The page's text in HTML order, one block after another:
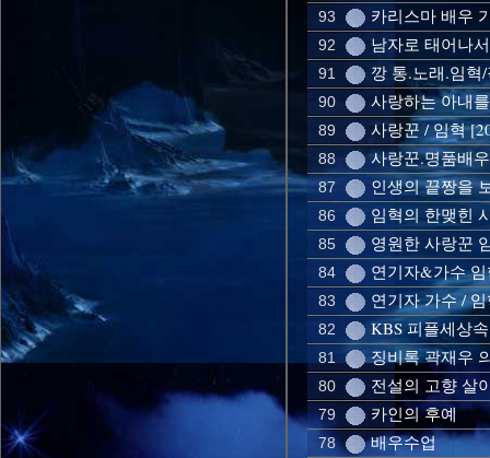
93 카리스마 배우
92 남자로 태어나
91 깡 통.노래.임혁
90 사랑하는 아내
89 사랑꾼 / 임혁
88 사랑꾼.명품배
87 인생의 끝짱을
86 임혁의 한맺힌
85 영원한 사랑꾼
84 연기자&가수
83 연기자 가수 /
82 KBS 피플세상
81 징비록 곽재우
80 전설의 고향 살
79 카인의 후예
78 배우수업